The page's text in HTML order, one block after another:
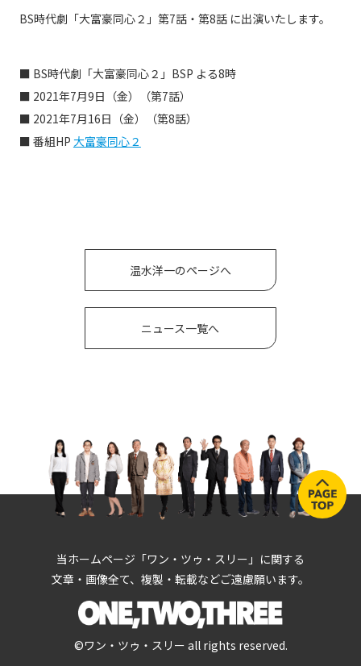
BS時代劇「大富豪同心２」第7話・第8話 に出演いたします。
■ BS時代劇「大富豪同心２」BSP よる8時
■ 2021年7月9日（金）（第7話）
■ 2021年7月16日（金）（第8話）
■ 番組HP 大富豪同心２
温水洋一のページへ
ニュース一覧へ
当ホームページ「ワン・ツゥ・スリー」に関する
文章・画像全て、複製・転載などご遠慮願います。
©ワン・ツゥ・スリー all rights reserved.